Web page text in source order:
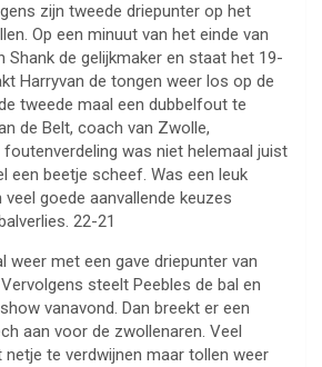
zijn tweede driepunter op het
Op een minuut van het einde van
Shank de gelijkmaker en staat het 19-
Harryvan de tongen weer los op de
tweede maal een dubbelfout te
de Belt, coach van Zwolle,
was niet helemaal juist
een beetje scheef. Was een leuk
goede aanvallende keuzes
22-21
weer met een gave driepunter van
steelt Peebles de bal en
vanavond. Dan breekt er een
aan voor de zwollenaren. Veel
netje te verdwijnen maar tollen weer